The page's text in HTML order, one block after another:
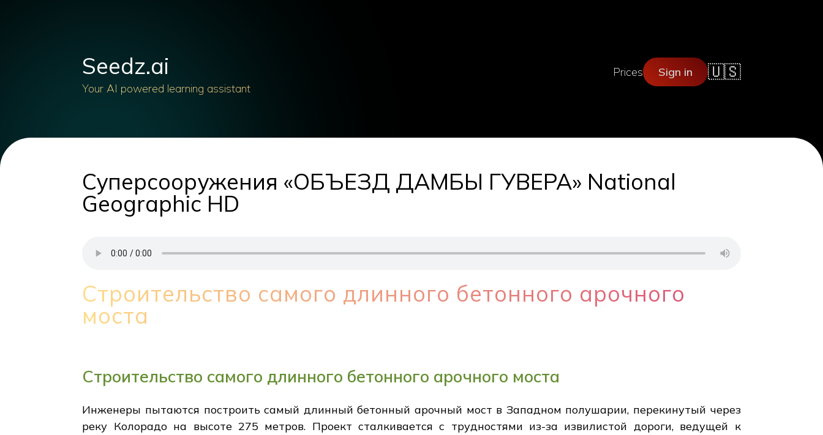
Seedz.ai
Your AI powered learning assistant
Prices Sign in 🇺🇸
Суперсооружения «ОБЪЕЗД ДАМБЫ ГУВЕРА» National
Geographic HD
Строительство самого длинного бетонного арочного
моста
Строительство самого длинного бетонного арочного моста
Инженеры пытаются построить самый длинный бетонный арочный мост в Западном полушарии, перекинутый через
реку Колорадо на высоте 275 метров. Проект сталкивается с трудностями из-за извилистой дороги, ведущей к